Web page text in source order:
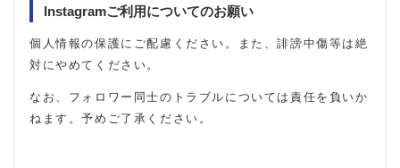
Instagramご利用についてのお願い
個人情報の保護にご配慮ください。また、誹謗中傷等は絶
対にやめてください。
なお、フォロワー同士のトラブルについては責任を負いか
ねます。予めご了承ください。